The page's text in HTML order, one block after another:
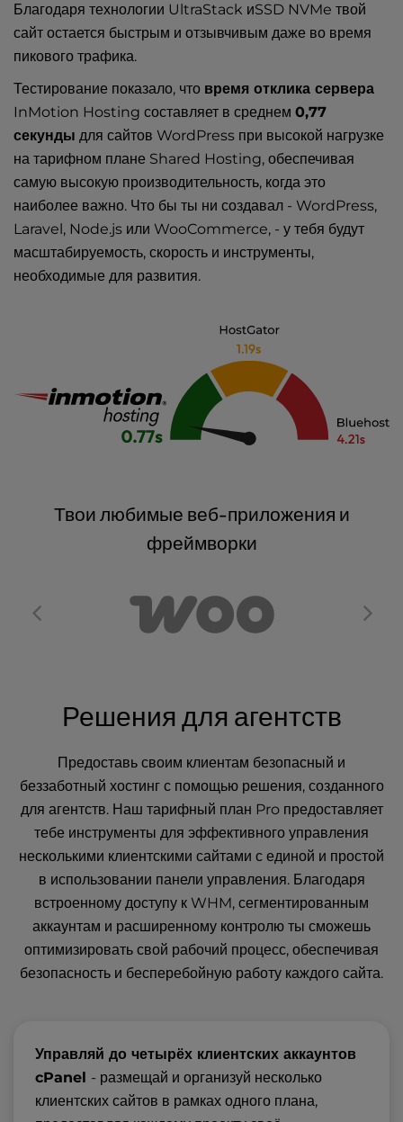
Благодаря технологии UltraStack иSSD NVMe твой
сайт остается быстрым и отзывчивым даже во время
пикового трафика.
Тестирование показало, что время отклика сервера
InMotion Hosting составляет в среднем 0,77
секунды для сайтов WordPress при высокой нагрузке
на тарифном плане Shared Hosting, обеспечивая
самую высокую производительность, когда это
наиболее важно. Что бы ты ни создавал - WordPress,
Laravel, Node.js или WooCommerce, - у тебя будут
масштабируемость, скорость и инструменты,
необходимые для развития.
Твои любимые веб-приложения и
фреймворки
Решения для агентств
Предоставь своим клиентам безопасный и
беззаботный хостинг с помощью решения, созданного
для агентств. Наш тарифный план Pro предоставляет
тебе инструменты для эффективного управления
несколькими клиентскими сайтами с единой и простой
в использовании панели управления. Благодаря
встроенному доступу к WHM, сегментированным
аккаунтам и расширенному контролю ты сможешь
оптимизировать свой рабочий процесс, обеспечивая
безопасность и бесперебойную работу каждого сайта.
Управляй до четырёх клиентских аккаунтов
cPanel - размещай и организуй несколько
клиентских сайтов в рамках одного плана,